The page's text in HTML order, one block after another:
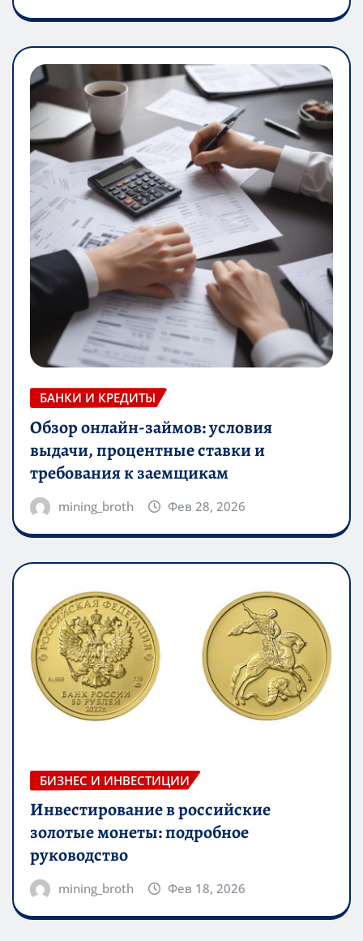
БАНКИ И КРЕДИТЫ
Обзор онлайн-займов: условия
выдачи, процентные ставки и
требования к заемщикам
mining_broth Фев 28, 2026
БИЗНЕС И ИНВЕСТИЦИИ
Инвестирование в российские
золотые монеты: подробное
руководство
mining_broth Фев 18, 2026